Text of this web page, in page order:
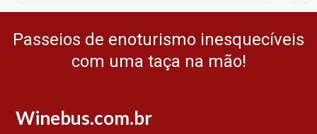
Passeios de enoturismo inesquecíveis
com uma taça na mão!
Winebus.com.br